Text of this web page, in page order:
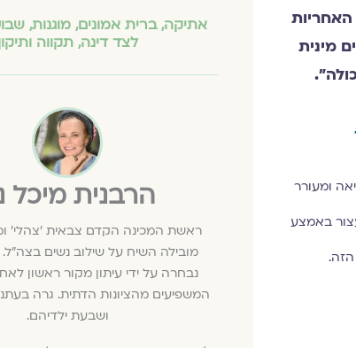
מינית
ומעורר
באמצע
אתיקה,ברית אמונים,מוגנות,
לצד דינה,תקווה
הרבנית מיכל
ראשת המכינה הקדם צבאית 'צהלי'
נבחרה על ידי עיתון מקור ראשון
המשפיעים מהציונות הדתית. גרה
ושבעת ילדיהם.